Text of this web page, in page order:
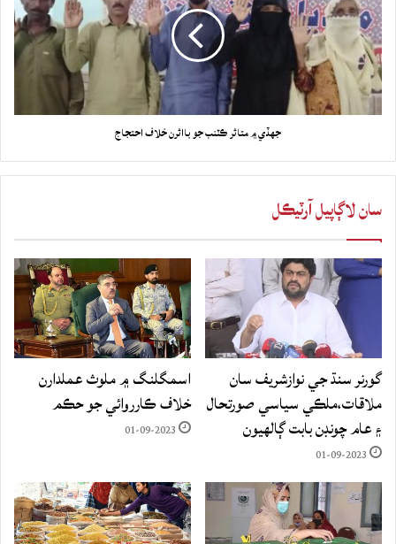
جهڏي ۾ متاثر ڪٽنب جو بااثرن خلاف احتجاج
سان لاڳاپيل آرٽيڪل
گورنر سنڌ جي نوازشريف سان
ملاقات،ملڪي سياسي صورتحال
۽ عام چونڊن بابت ڳالهيون
01-09-2023
اسمگلنگ ۾ ملوث عملدارن
خلاف ڪارروائي جو حڪم
01-09-2023